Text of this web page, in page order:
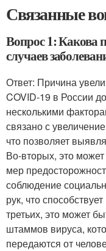
Связанные
Вопрос 1: Какова
случаев
Ответ: Причина
COVID-19 в России
несколькими
связано с
что позволяет
Во-вторых, это
мер
соблюдение
рук, что
третьих, это может
штаммов вируса,
передаются от